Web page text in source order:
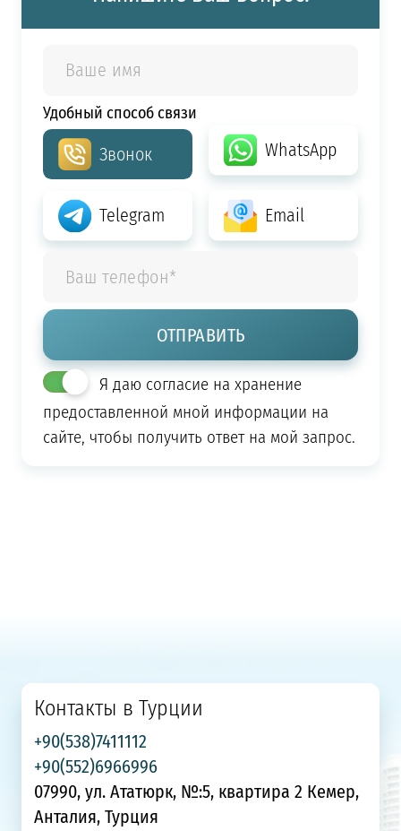
Удобный способ связи
Звонок WhatsApp
Telegram Email
Я даю согласие на хранение
предоставленной мной информации на
сайте, чтобы получить ответ на мой запрос.
Контакты в Турции
+90(538)7411112
+90(552)6966996
07990, ул. Ататюрк, №:5, квартира 2 Кемер,
Анталия, Турция